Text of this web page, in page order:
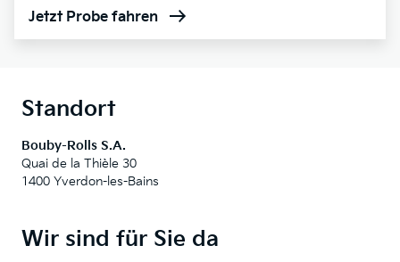
Jetzt Probe fahren
Standort
Bouby-Rolls S.A.
Quai de la Thièle 30
1400 Yverdon-les-Bains
Wir sind für Sie da